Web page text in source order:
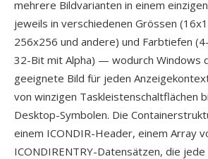
mehrere Bildvarianten in einem
jeweils in verschiedenen Grössen
256x256 und andere) und Farbtiefen
32-Bit mit Alpha) — wodurch Windows
geeignete Bild für jeden
von winzigen Taskleistenschaltflächen
Desktop-Symbolen. Die
einem ICONDIR-Header, einem Array
ICONDIRENTRY-Datensätzen, die jede